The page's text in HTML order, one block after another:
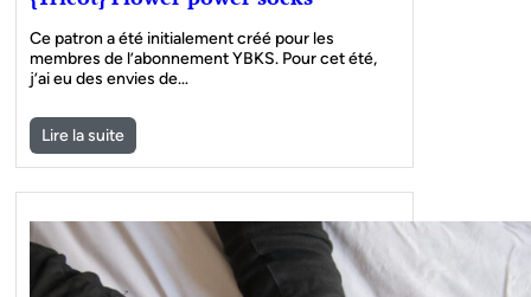
Ce patron a été initialement créé pour les
membres de l’abonnement YBKS. Pour cet été,
j’ai eu des envies de…
Lire la suite